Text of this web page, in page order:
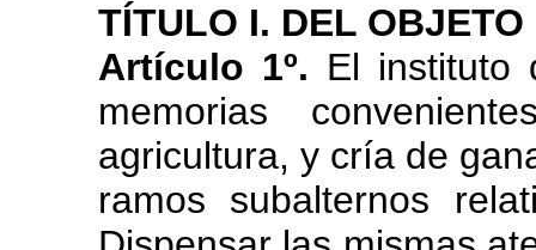
TÍTULO I. DEL
Artículo 1º. El instituto
memorias
agricultura, y cría de
ramos subalternos